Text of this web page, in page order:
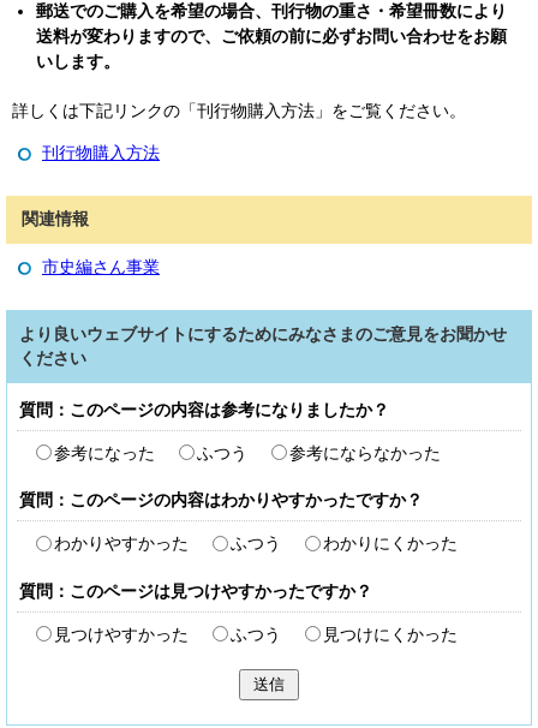
郵送でのご購入を希望の場合、刊行物の重さ・希望冊数により
送料が変わりますので、ご依頼の前に必ずお問い合わせをお願
いします。
詳しくは下記リンクの「刊行物購入方法」をご覧ください。
刊行物購入方法
関連情報
市史編さん事業
より良いウェブサイトにするためにみなさまのご意見をお聞かせ
ください
質問：このページの内容は参考になりましたか？
参考になった ふつう 参考にならなかった
質問：このページの内容はわかりやすかったですか？
わかりやすかった ふつう わかりにくかった
質問：このページは見つけやすかったですか？
見つけやすかった ふつう 見つけにくかった
送信